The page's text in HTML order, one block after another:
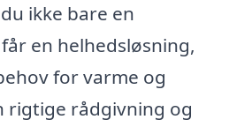
ikke bare en
en helhedsløsning,
for varme og
rigtige rådgivning og